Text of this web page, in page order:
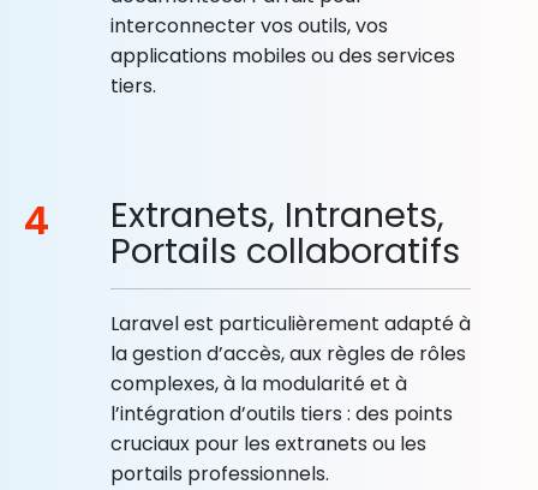
interconnecter vos outils, vos
applications mobiles ou des services
tiers.
4 Extranets, Intranets,
Portails collaboratifs
Laravel est particulièrement adapté à
la gestion d’accès, aux règles de rôles
complexes, à la modularité et à
l’intégration d’outils tiers : des points
cruciaux pour les extranets ou les
portails professionnels.